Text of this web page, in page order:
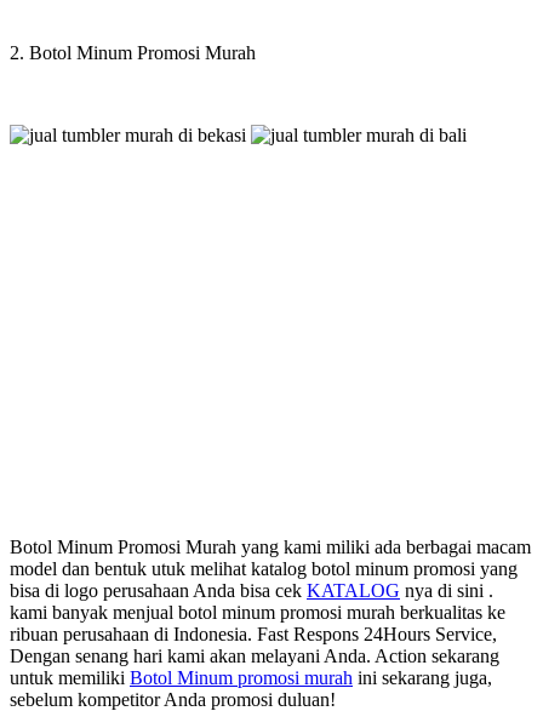
2. Botol Minum Promosi Murah
Botol Minum Promosi Murah yang kami miliki ada berbagai macam
model dan bentuk utuk melihat katalog botol minum promosi yang
bisa di logo perusahaan Anda bisa cek KATALOG nya di sini .
kami banyak menjual botol minum promosi murah berkualitas ke
ribuan perusahaan di Indonesia. Fast Respons 24Hours Service,
Dengan senang hari kami akan melayani Anda. Action sekarang
untuk memiliki Botol Minum promosi murah ini sekarang juga,
sebelum kompetitor Anda promosi duluan!